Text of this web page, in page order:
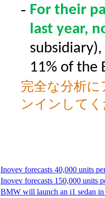
- For their
last year,
11% of the
完全な分析
ンインして
Inovev forecasts 40,000 units
Inovev forecasts 150,000 units
BMW will launch an i1 sedan